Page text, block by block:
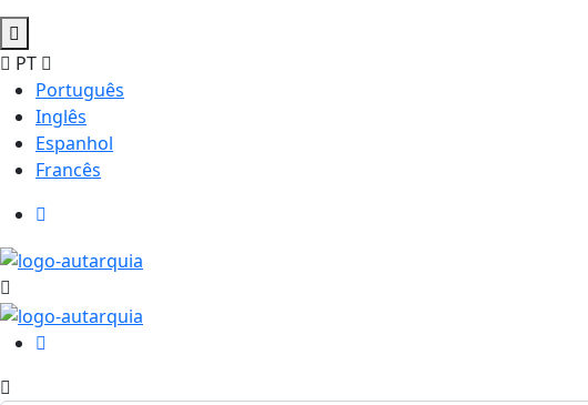
PT
Português
Inglês
Espanhol
Francês